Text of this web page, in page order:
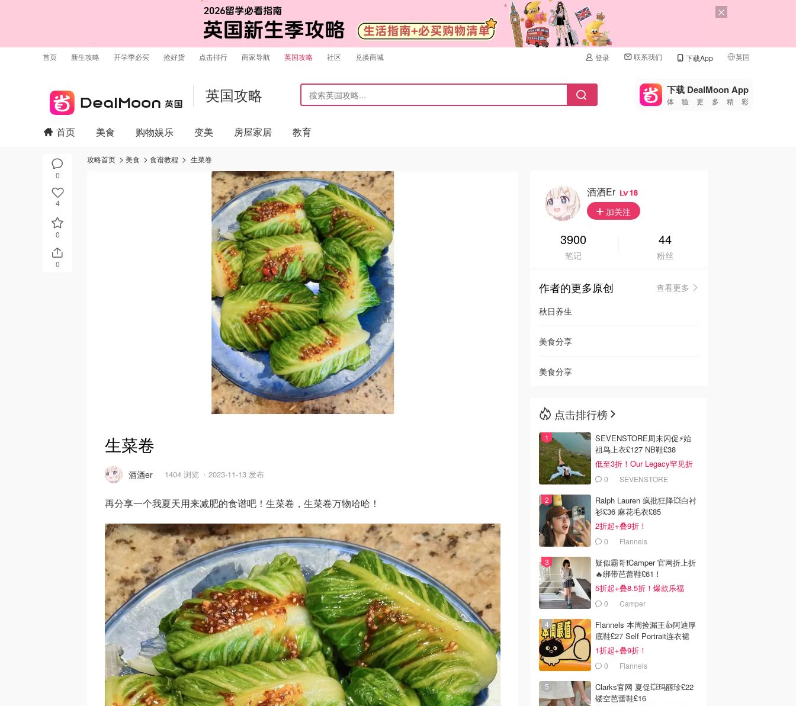
首页 新生攻略 开学季必买 抢好货 点击排行 商家导航 英国攻略 社区 兑换商城 登录 联系我们 下载App 英国
🇺🇸
🇨🇳 中国
🇦🇺
🇳🇿新西兰
英国攻略 下载 DealMoon App
体验更多精彩
0
4
0
0
首页 美食 购物娱乐 变美 房屋家居 教育
攻略首页 美食 食谱教程 生菜卷
生菜卷
酒酒er 1404 浏览 2023-11-13 发布
再分享一个我夏天用来减肥的食谱吧！生菜卷，生菜卷万物哈哈！
酒酒er 16
加关注
3900
笔记
44
粉丝
作者的更多原创
查看更多
秋日养生
美食分享
美食分享
点击排行榜
SEVENSTORE周末闪促⚡️始
祖鸟上衣£127 NB鞋£38
低至3折！Our Legacy罕见折
0 SEVENSTORE
Ralph Lauren 疯批狂降💥白衬
衫£36 麻花毛衣£85
2折起+叠9折！
0 Flannels
疑似霸哥❗️Camper 官网折上折
🔥绑带芭蕾鞋£61！
5折起+叠8.5折！爆款乐福
£68！
0 Camper
Flannels 本周捡漏王👍阿迪厚
底鞋£27 Self Portrait连衣裙
£63
1折起+叠9折！
0 Flannels
Clarks官网 夏促💥玛丽珍£22
镂空芭蕾鞋£16